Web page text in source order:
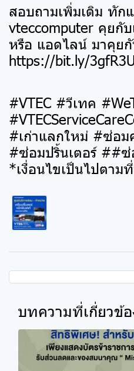
สอบถามเพิ่มเติม ทัก
vteccomputer คุยกับ
หรือ แอดไลน์ มาคุย
https://bit.ly/
#VTEC #วีเทค
#เก่าแลกใหม่ #ซ่อ
#ซ่อมปริ้นเตอร์ ##
*เงื่อนไขเป็นไปตาม
บทความที่เกี่ยวข้อ